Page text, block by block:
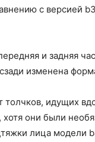
с версией
и задняя
изменена
толчков, идущих
они были
лица модели